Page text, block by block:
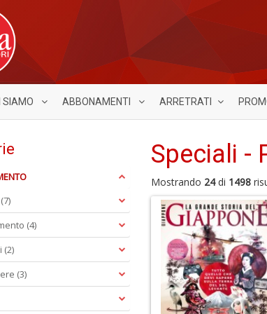
SIAMO ABBONAMENTI ARRETRATI
Speciali -
Mostrando 24di 1498
(7)
(4)
(2)
(3)